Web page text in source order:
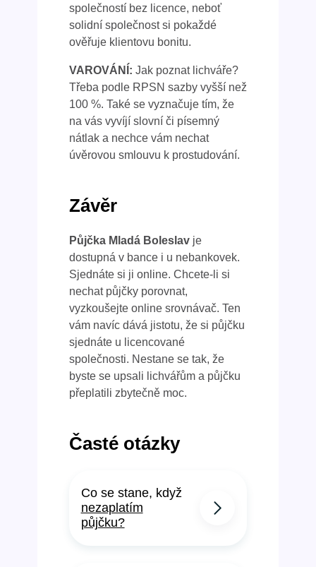
společností bez licence, neboť
solidní společnost si pokaždé
ověřuje klientovu bonitu.
VAROVÁNÍ: Jak poznat lichváře?
Třeba podle RPSN sazby vyšší než
100 %. Také se vyznačuje tím, že
na vás vyvíjí slovní či písemný
nátlak a nechce vám nechat
úvěrovou smlouvu k prostudování.
Závěr
Půjčka Mladá Boleslavje
dostupná v bance i u nebankovek.
Sjednáte si ji online. Chcete-li si
nechat půjčky porovnat,
vyzkoušejte online srovnávač. Ten
vám navíc dává jistotu, že si půjčku
sjednáte u licencované
společnosti. Nestane se tak, že
byste se upsali lichvářům a půjčku
přeplatili zbytečně moc.
Časté otázky
Co se stane, když
nezaplatím
půjčku?